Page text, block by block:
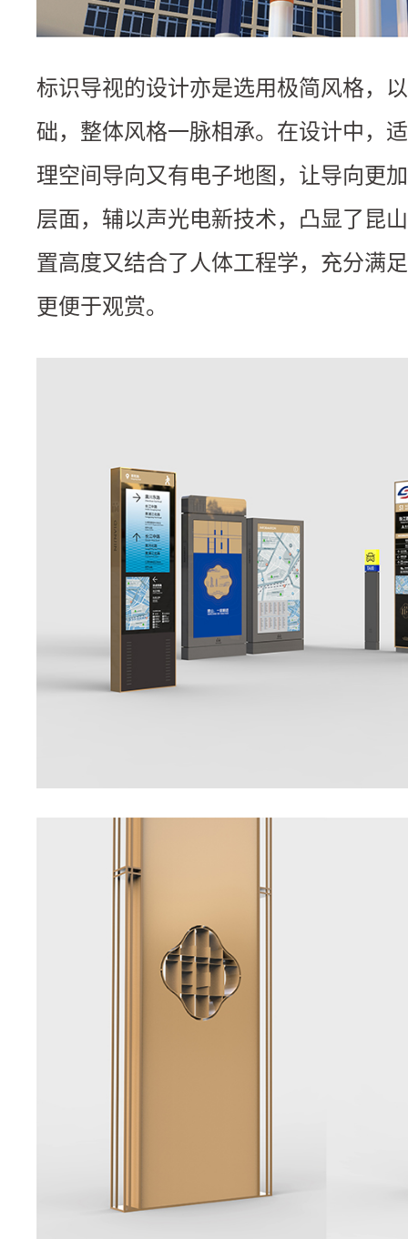
标识导视的设计亦是选用极简风格，
础，整体风格一脉相承。在设计中，
理空间导向又有电子地图，让导向更
层面，辅以声光电新技术，凸显了昆
置高度又结合了人体工程学，充分满
更便于观赏。